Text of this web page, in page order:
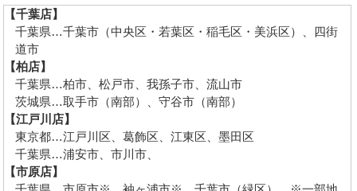
【千葉店】
千葉県…千葉市（中央区・若葉区・稲毛区・美浜区）、四街
道市
【柏店】
千葉県…柏市、松戸市、我孫子市、流山市
茨城県…取手市（南部）、守谷市（南部）
【江戸川店】
東京都…江戸川区、葛飾区、江東区、墨田区
千葉県…浦安市、市川市、
【市原店】